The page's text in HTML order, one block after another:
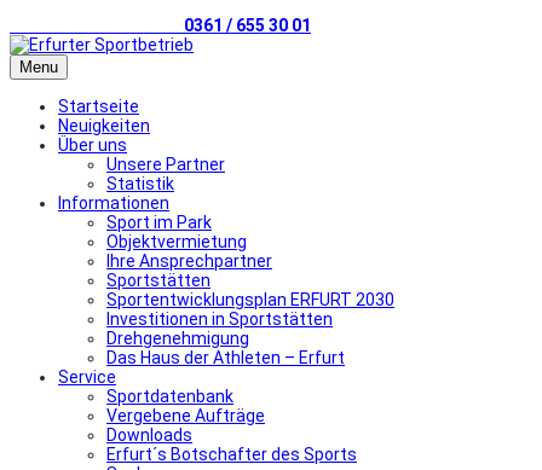
0361 / 655 30 01
Menu
Startseite
Neuigkeiten
Über uns
Unsere Partner
Statistik
Informationen
Sport im Park
Objektvermietung
Ihre Ansprechpartner
Sportstätten
Sportentwicklungsplan ERFURT 2030
Investitionen in Sportstätten
Drehgenehmigung
Das Haus der Athleten – Erfurt
Service
Sportdatenbank
Vergebene Aufträge
Downloads
Erfurt´s Botschafter des Sports